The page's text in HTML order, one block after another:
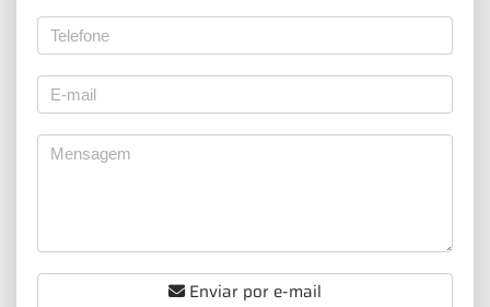
Enviar por e-mail